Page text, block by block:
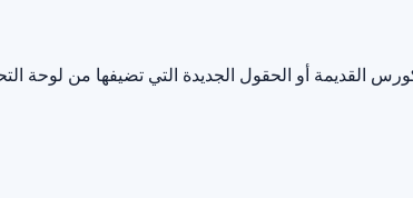
القديمة أو الحقول الجديدة التي تضيفها من لوحة